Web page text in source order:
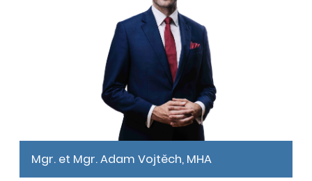
Mgr. et Mgr. Adam Vojtěch, MHA